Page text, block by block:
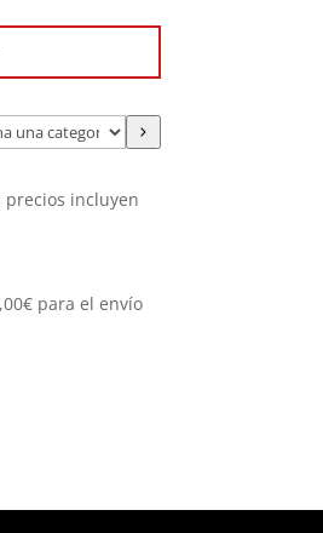
precios incluyen
€ para el envío